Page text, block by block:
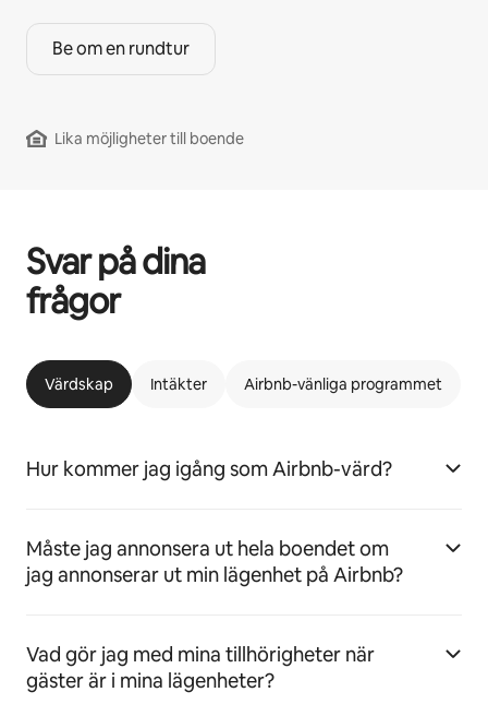
Be om en rundtur
Lika möjligheter till boende
Svar på dina
frågor
Värdskap Intäkter Airbnb-vänliga programmet
Hur kommer jag igång som Airbnb-värd?
Måste jag annonsera ut hela boendet om
jag annonserar ut min lägenhet på Airbnb?
Vad gör jag med mina tillhörigheter när
gäster är i mina lägenheter?